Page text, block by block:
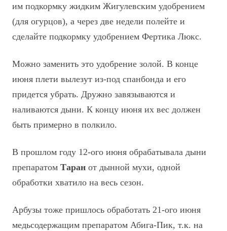
им подкормку жидким Жигулевским удобрением
(для огурцов), а через две недели полейте и
сделайте подкормку удобрением Фертика Люкс.
Можно заменить это удобрение золой. В конце
июня плети вылезут из-под спанбонда и его
придется убрать. Дружно завязываются и
наливаются дыни. К концу июня их вес должен
быть примерно в полкило.
В прошлом году 12-ого июня обрабатывала дыни
препаратом Таран от дынной мухи, одной
обработки хватило на весь сезон.
Арбузы тоже пришлось обработать 21-ого июня
медьсодержащим препаратом Абига-Пик, т.к. на